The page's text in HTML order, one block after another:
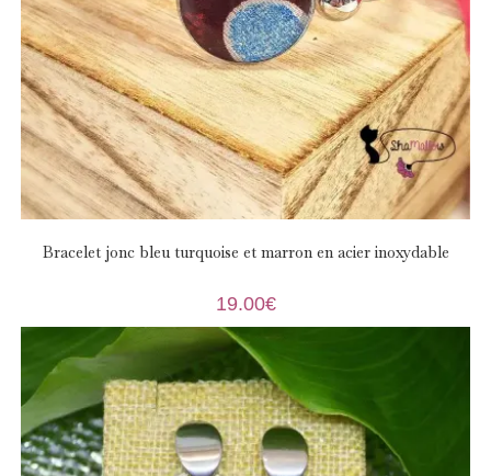
Bracelet jonc bleu turquoise et marron en acier inoxydable
19.00€